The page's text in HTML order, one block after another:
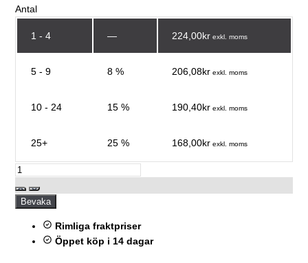
Antal
1 - 4 — 224,00krexkl. moms
5 - 9 8 % 206,08krexkl. moms
10 - 24 15 % 190,40krexkl. moms
25+ 25 % 168,00krexkl. moms
Bevaka
Rimliga fraktpriser
Öppet köp i 14 dagar